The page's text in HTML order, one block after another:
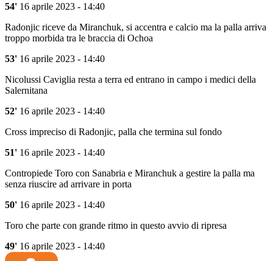
54' 16 aprile 2023 - 14:40
Radonjic riceve da Miranchuk, si accentra e calcio ma la palla arriva
troppo morbida tra le braccia di Ochoa
53' 16 aprile 2023 - 14:40
Nicolussi Caviglia resta a terra ed entrano in campo i medici della
Salernitana
52' 16 aprile 2023 - 14:40
Cross impreciso di Radonjic, palla che termina sul fondo
51' 16 aprile 2023 - 14:40
Contropiede Toro con Sanabria e Miranchuk a gestire la palla ma
senza riuscire ad arrivare in porta
50' 16 aprile 2023 - 14:40
Toro che parte con grande ritmo in questo avvio di ripresa
49' 16 aprile 2023 - 14:40